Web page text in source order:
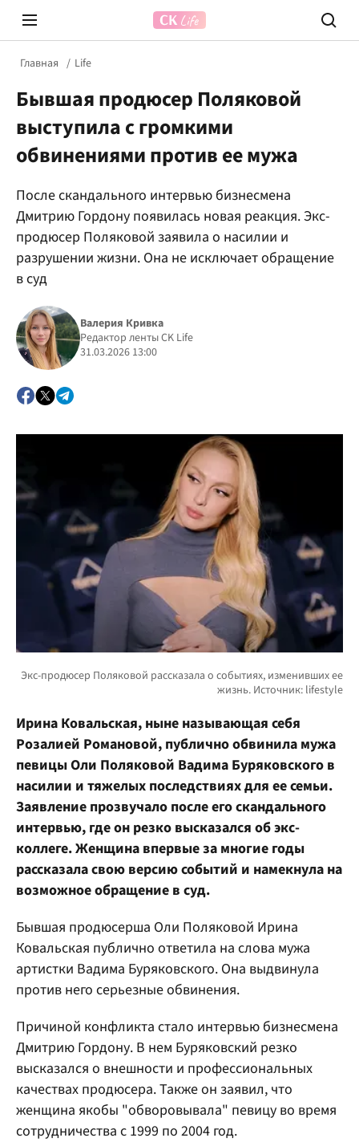
Prosecco Time
Главная Life
Бывшая продюсер Поляковой
выступила с громкими
обвинениями против ее мужа
После скандального интервью бизнесмена
Дмитрию Гордону появилась новая реакция. Экс-
продюсер Поляковой заявила о насилии и
разрушении жизни. Она не исключает обращение
в суд
Валерия Кривка
Редактор ленты CK Life
31.03.2026 13:00
Ирина Ковальская, ныне называющая себя
Розалией Романовой, публично обвинила мужа
певицы Оли Поляковой Вадима Буряковского в
насилии и тяжелых последствиях для ее семьи.
Заявление прозвучало после его скандального
интервью, где он резко высказался об экс-
коллеге. Женщина впервые за многие годы
рассказала свою версию событий и намекнула на
возможное обращение в суд.
Бывшая продюсерша Оли Поляковой Ирина
Ковальская публично ответила на слова мужа
артистки Вадима Буряковского. Она выдвинула
против него серьезные обвинения.
Причиной конфликта стало интервью бизнесмена
Дмитрию Гордону. В нем Буряковский резко
высказался о внешности и профессиональных
качествах продюсера. Также он заявил, что
женщина якобы "обворовывала" певицу во время
сотрудничества с 1999 по 2004 год.